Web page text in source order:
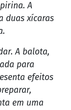
A
duas xícaras
A balota,
para
efeitos
em uma